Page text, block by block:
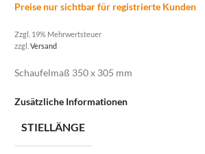
Preise nur sichtbar für registrierte Kunden
Zzgl. 19% Mehrwertsteuer
zzgl.Versand
Schaufelmaß 350 x 305 mm
Zusätzliche Informationen
STIELLÄNGE